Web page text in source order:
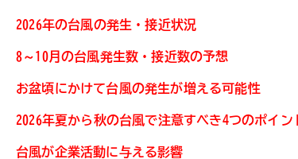
2026年の台風の発生・接近状況
8～10月の台風発生数・接近数の予想
お盆頃にかけて台風の発生が増える可能性
2026年夏から秋の台風で注意すべき4つのポイン
台風が企業活動に与える影響